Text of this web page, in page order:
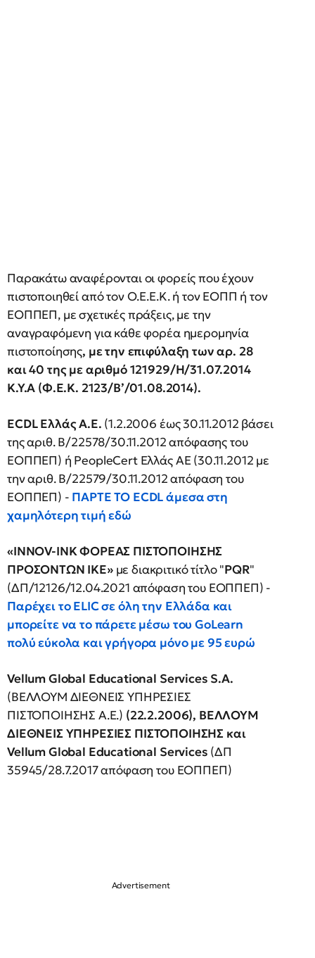
Παρακάτω αναφέρονται οι φορείς που έχουν
πιστοποιηθεί από τον Ο.Ε.Ε.Κ. ή τον ΕΟΠΠ ή τον
ΕΟΠΠΕΠ, με σχετικές πράξεις, με την
αναγραφόμενη για κάθε φορέα ημερομηνία
πιστοποίησης, με την επιφύλαξη των αρ. 28
και 40 της με αριθμό 121929/Η/31.07.2014
Κ.Υ.Α (Φ.Ε.Κ. 2123/Β’/01.08.2014).
ECDL Eλλάς Α.Ε. (1.2.2006 έως 30.11.2012 βάσει
της αριθ. Β/22578/30.11.2012 απόφασης του
ΕΟΠΠΕΠ) ή PeopleCert Ελλάς ΑΕ (30.11.2012 με
την αριθ. Β/22579/30.11.2012 απόφαση του
ΕΟΠΠΕΠ) - ΠΑΡΤΕ ΤΟ ECDL άμεσα στη
χαμηλότερη τιμή εδώ
«INNOV-INK ΦΟΡΕΑΣ ΠΙΣΤΟΠΟΙΗΣΗΣ
ΠΡΟΣΟΝΤΩΝ ΙΚΕ»με διακριτικό τίτλο "PQR"
(ΔΠ/12126/12.04.2021 απόφαση του ΕΟΠΠΕΠ) -
Παρέχει το ELIC σε όλη την Ελλάδα και
μπορείτε να το πάρετε μέσω του GoLearn
πολύ εύκολα και γρήγορα μόνο με 95 ευρώ
Vellum Global Educational Services S.A.
(ΒΕΛΛΟΥΜ ΔΙΕΘΝΕΙΣ ΥΠΗΡΕΣΙΕΣ
ΠΙΣΤΟΠΟΙΗΣΗΣ Α.Ε.) (22.2.2006), ΒΕΛΛΟΥΜ
ΔΙΕΘΝΕΙΣ ΥΠΗΡΕΣΙΕΣ ΠΙΣΤΟΠΟΙΗΣΗΣ και
VellumGlobal Educational Services (ΔΠ
35945/28.7.2017 απόφαση του ΕΟΠΠΕΠ)